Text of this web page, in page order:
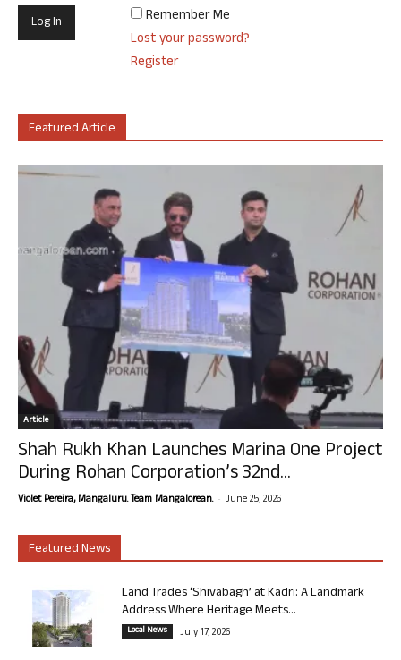
Remember Me
Lost your password?
Register
Featured Article
Article
Shah Rukh Khan Launches Marina One Project
During Rohan Corporation’s 32nd...
Violet Pereira, Mangaluru. Team Mangalorean. - June 25, 2026
Featured News
Land Trades ‘Shivabagh’ at Kadri: A Landmark
Address Where Heritage Meets...
Local News July 17, 2026